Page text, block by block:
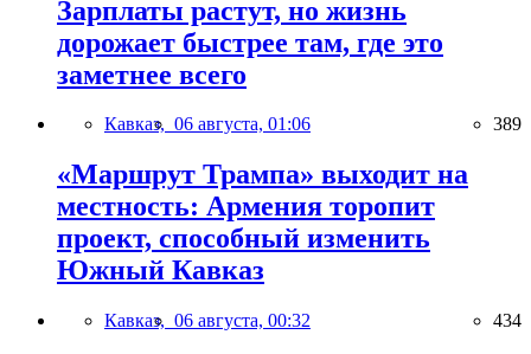
Зарплаты растут, но жизнь
дорожает быстрее там, где это
заметнее всего
Кавказ, 06 августа, 01:06 389
«Маршрут Трампа» выходит на
местность: Армения торопит
проект, способный изменить
Южный Кавказ
Кавказ, 06 августа, 00:32 434